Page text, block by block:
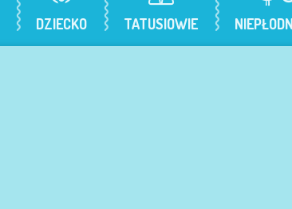
DZIECKO TATUSIOWIE